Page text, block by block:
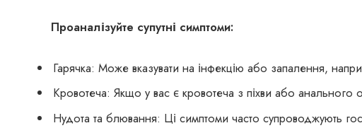
Проаналізуйте супутні симптоми:
Гарячка: Може вказувати на інфекцію або запалення,
Кровотеча: Якщо у вас є кровотеча з піхви або анального
Нудота та блювання: Ці симптоми часто супроводжують